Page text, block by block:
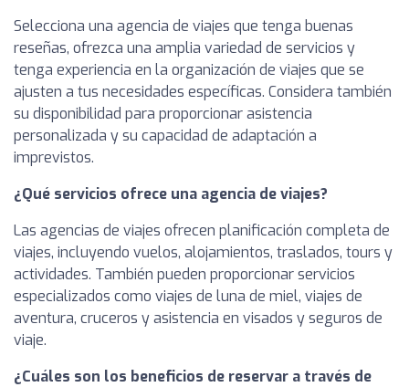
Selecciona una agencia de viajes que tenga buenas
reseñas, ofrezca una amplia variedad de servicios y
tenga experiencia en la organización de viajes que se
ajusten a tus necesidades específicas. Considera también
su disponibilidad para proporcionar asistencia
personalizada y su capacidad de adaptación a
imprevistos.
¿Qué servicios ofrece una agencia de viajes?
Las agencias de viajes ofrecen planificación completa de
viajes, incluyendo vuelos, alojamientos, traslados, tours y
actividades. También pueden proporcionar servicios
especializados como viajes de luna de miel, viajes de
aventura, cruceros y asistencia en visados y seguros de
viaje.
¿Cuáles son los beneficios de reservar a través de